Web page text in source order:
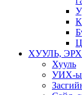
ХУУЛЬ,
Хууль
УИХ-